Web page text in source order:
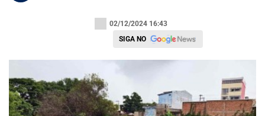
02/12/2024 16:43
SIGA NO